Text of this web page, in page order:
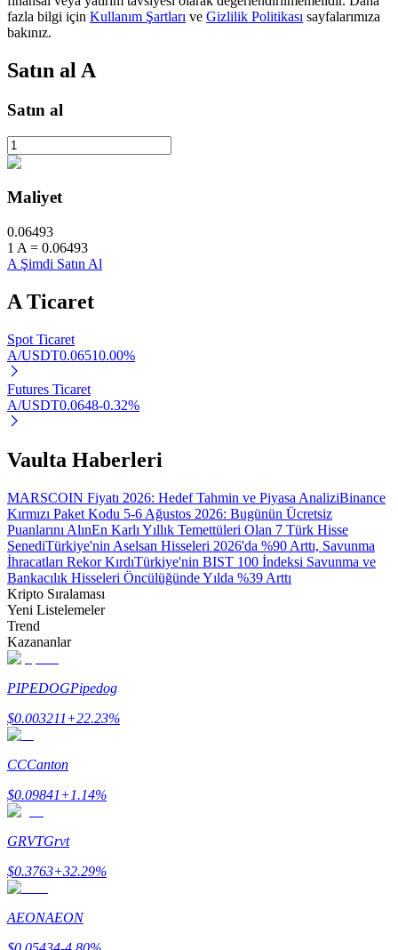
Krediler
Kripto destekli borçlanma hizmeti
Uzun vadeli kâr ve esnek çıkarlar elde edin
Stake Etmeyi Öğrenin
Pasif gelir kazanma hakkında bilgi edinin
fazla bilgi için Kullanım Şartları ve Gizlilik Politikası sayfalarımıza
bakınız.
Satın al A
Satın al
Maliyet
0.06493
1 A = 0.06493
A Şimdi Satın Al
A Ticaret
Spot Ticaret
A/USDT0.06510.00%
Futures Ticaret
A/USDT0.0648-0.32%
Vaulta Haberleri
MARSCOIN Fiyatı 2026: Hedef Tahmin ve Piyasa AnaliziBinance
Kırmızı Paket Kodu 5-6 Ağustos 2026: Bugünün Ücretsiz
Puanlarını AlınEn Karlı Yıllık Temettüleri Olan 7 Türk Hisse
SenediTürkiye'nin Aselsan Hisseleri 2026'da %90 Arttı, Savunma
İhracatları Rekor KırdıTürkiye'nin BIST 100 İndeksi Savunma ve
Bankacılık Hisseleri Öncülüğünde Yılda %39 Arttı
Kripto Sıralaması
Yeni Listelemeler
Trend
Kazananlar
PIPEDOGPipedog
$0.003211+22.23%
CCCanton
$0.09841+1.14%
GRVTGrvt
$0.3763+32.29%
AEONAEON